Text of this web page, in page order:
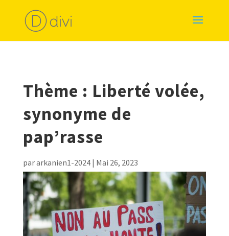
Thème : Liberté volée,
synonyme de
pap’rasse
pararkanien1-2024| Mai 26, 2023